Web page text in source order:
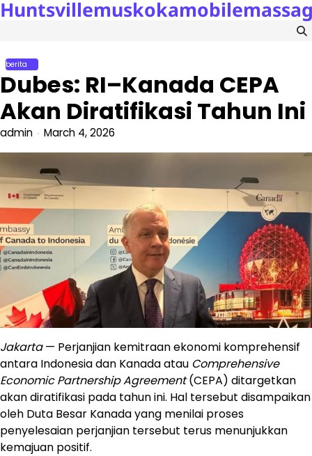
Skip
berita
Dubes: RI–Kanada CEPA
Akan Diratifikasi Tahun Ini
admin March 4, 2026
Jakarta— Perjanjian kemitraan ekonomi komprehensif
antara Indonesia dan Kanada atau Comprehensive
Economic Partnership Agreement(CEPA) ditargetkan
akan diratifikasi pada tahun ini. Hal tersebut disampaikan
oleh Duta Besar Kanada yang menilai proses
penyelesaian perjanjian tersebut terus menunjukkan
kemajuan positif.